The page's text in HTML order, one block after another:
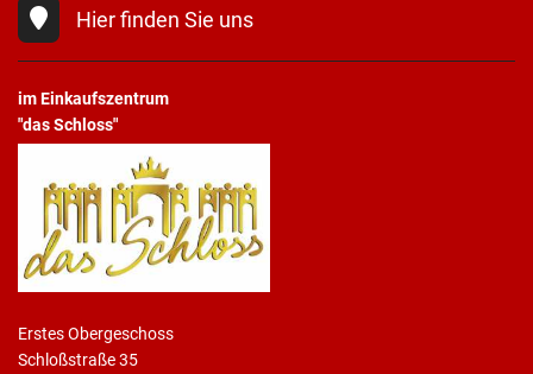
Hier finden Sie uns
im Einkaufszentrum
"das Schloss"
Erstes Obergeschoss
Schloßstraße 35